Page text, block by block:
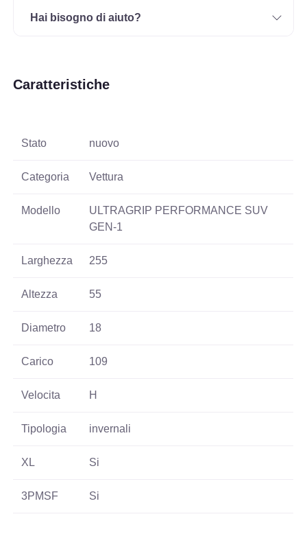
Hai bisogno di aiuto?
Caratteristiche
Stato nuovo
Categoria Vettura
Modello
ULTRAGRIP PERFORMANCE SUV
GEN-1
Larghezza 255
Altezza 55
Diametro 18
Carico 109
Velocita H
Tipologia invernali
XL Si
3PMSF Si